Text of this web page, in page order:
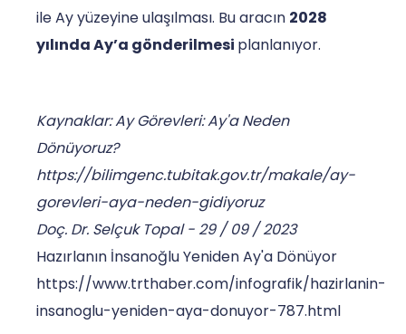
ile Ay yüzeyine ulaşılması. Bu aracın 2028
yılında Ay’a gönderilmesi planlanıyor.
Kaynaklar: Ay Görevleri: Ay'a Neden
Dönüyoruz?
https://bilimgenc.tubitak.gov.tr/makale/ay-
gorevleri-aya-neden-gidiyoruz
Doç. Dr. Selçuk Topal - 29 / 09 / 2023
Hazırlanın İnsanoğlu Yeniden Ay'a Dönüyor
https://www.trthaber.com/infografik/hazirlanin-
insanoglu-yeniden-aya-donuyor-787.html